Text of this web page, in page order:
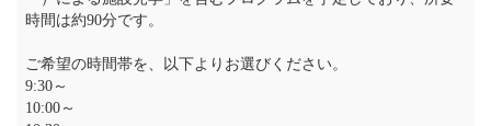
時間は約90分です。
ご希望の時間帯を、以下よりお選びください。
9:30～
10:00～